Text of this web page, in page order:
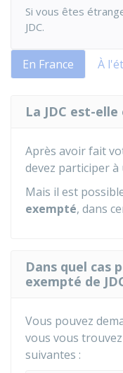
Si vous êtes
JDC.
En France À
La JDC est-
Après avoir fait
devez participer à
Mais il est
exempté, dans
Dans quel cas
exempté de
Vous pouvez
vous vous
suivantes :